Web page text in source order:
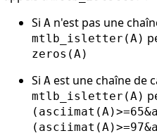
Si A n'est pas une
mtlb_isletter(A)
zeros(A)
Si A est une chaîne de
mtlb_isletter(A)